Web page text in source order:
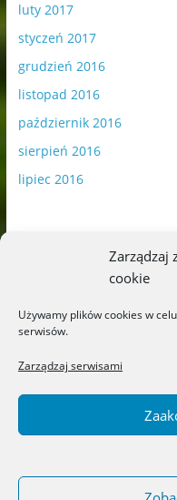
Zarządzaj
cookie
Używamy plików cookies w
serwisów.
Zarządzaj serwisami
luty 2017
styczeń 2017
grudzień 2016
listopad 2016
październik 2016
sierpień 2016
lipiec 2016
Blog
recenzje i